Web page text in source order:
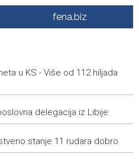
10 novih ISUZU autobusa
je da poštuje Hrvatsku
povodom Dana grada
nikad i niko nije slomio
će domaće ugostitelje i
u: Zajednička opredijeljenost
fena.biz
u KS - Više od 112 hiljada
delegacija iz Libije
stanje 11 rudara dobro